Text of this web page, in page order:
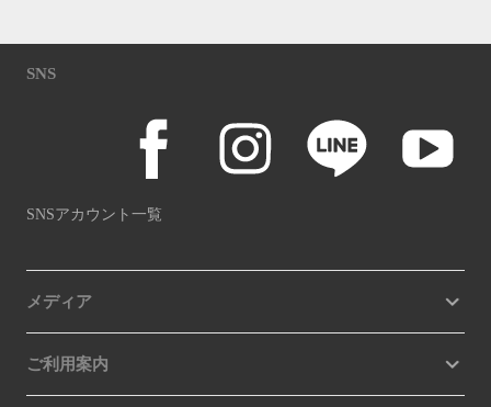
SNS
SNSアカウント一覧
メディア
ご利用案内